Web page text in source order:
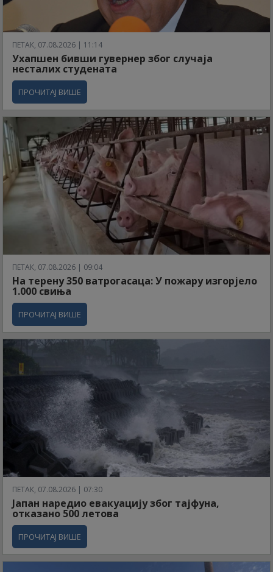
ПЕТАК, 07.08.2026 | 11:14
Ухапшен бивши гувернер због случаја
несталих студената
ПРОЧИТАЈ ВИШЕ
ПЕТАК, 07.08.2026 | 09:04
На терену 350 ватрогасаца: У пожару изгорјело
1.000 свиња
ПРОЧИТАЈ ВИШЕ
ПЕТАК, 07.08.2026 | 07:30
Јапан наредио евакуацију због тајфуна,
отказано 500 летова
ПРОЧИТАЈ ВИШЕ